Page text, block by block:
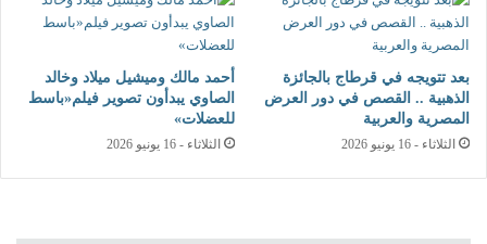
بعد تتويجه في قرطاج بالجائزة
الذهبية .. القصص في دور العرض
المصرية والعربية
الثلاثاء - 16 يونيو 2026
أحمد مالك وميشيل ميلاد وخالد
الصاوي يبدأون تصوير فيلم«باسط
للعضلات»
الثلاثاء - 16 يونيو 2026